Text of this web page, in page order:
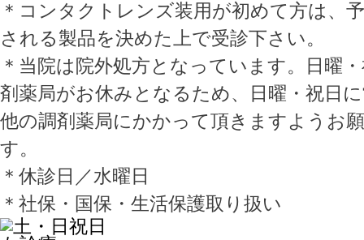
＊コンタクトレンズ装用が初めて方は、
される製品を決めた上で受診下さい。
＊当院は院外処方となっています。日曜
剤薬局がお休みとなるため、日曜・祝日
他の調剤薬局にかかって頂きますようお
す。
＊休診日／水曜日
＊社保・国保・生活保護取り扱い